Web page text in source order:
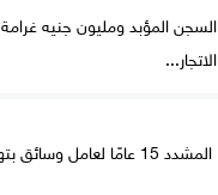
السجن المؤبد ومليون جنيه
الاتجار...
المشدد 15 عامًا لعامل وسائق بتهمة هتك عرض...